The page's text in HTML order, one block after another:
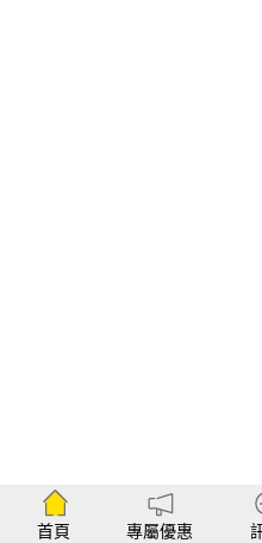
首頁 專屬優惠